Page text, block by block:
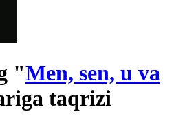
"Men, sen, u va
taqrizi